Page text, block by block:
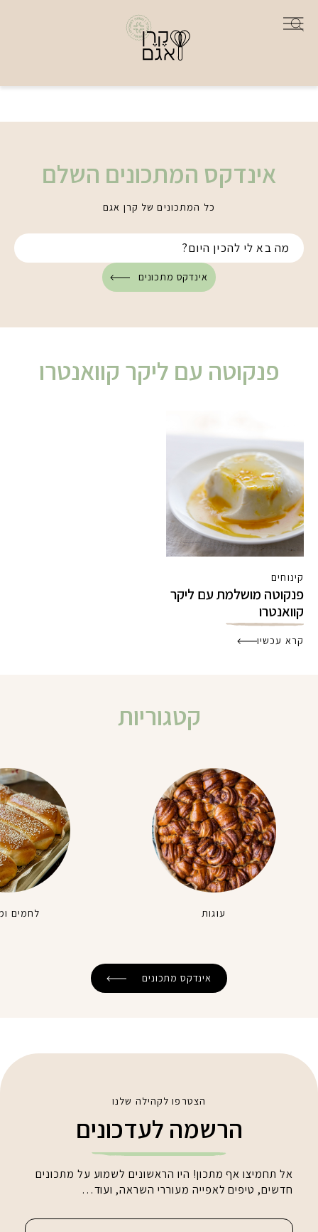
אינדקס המתכונים השלם
כל המתכונים של קרן אגם
אינדקס מתכונים
פנקוטה עם ליקר קוואנטרו
קינוחים
פנקוטה מושלמת עם ליקר
קוואנטרו
קרא עכשיו
קטגוריות
עוגות לחמים
אינדקס מתכונים
הצטרפו לקהילה שלנו
הרשמה לעדכונים
אל תחמיצו אף מתכון! היו הראשונים לשמוע על מתכונים
חדשים, טיפים לאפייה מעוררי השראה, ועוד…